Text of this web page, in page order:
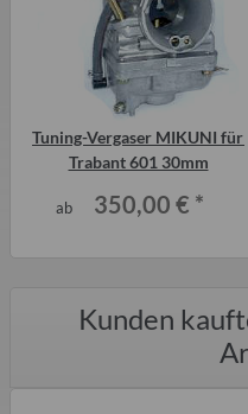
Tuning-Vergaser MIKUNI für
Trabant 601 30mm
ab 350,00 € *
Kunden